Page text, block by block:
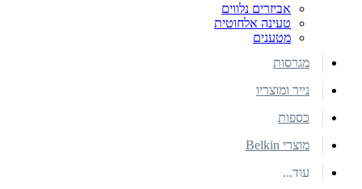
אביזרים נלווים
טעינה אלחוטית
מטענים
מגרסות
נייר ומוצריו
כספות
מוצרי Belkin
עוד...